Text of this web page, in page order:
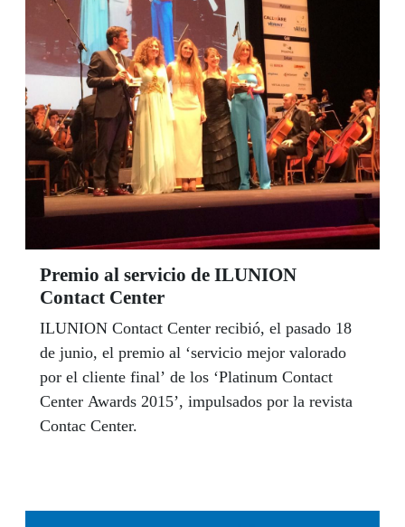
Premio al servicio de ILUNION
Contact Center
ILUNION Contact Center recibió, el pasado 18
de junio, el premio al ‘servicio mejor valorado
por el cliente final’ de los ‘Platinum Contact
Center Awards 2015’, impulsados por la revista
Contac Center.